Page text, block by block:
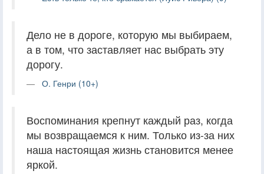
Дело не в дороге, которую мы выбираем,
а в том, что заставляет нас выбрать эту
дорогу.
О. Генри (10+)
Воспоминания крепнут каждый раз, когда
мы возвращаемся к ним. Только из-за них
наша настоящая жизнь становится менее
яркой.